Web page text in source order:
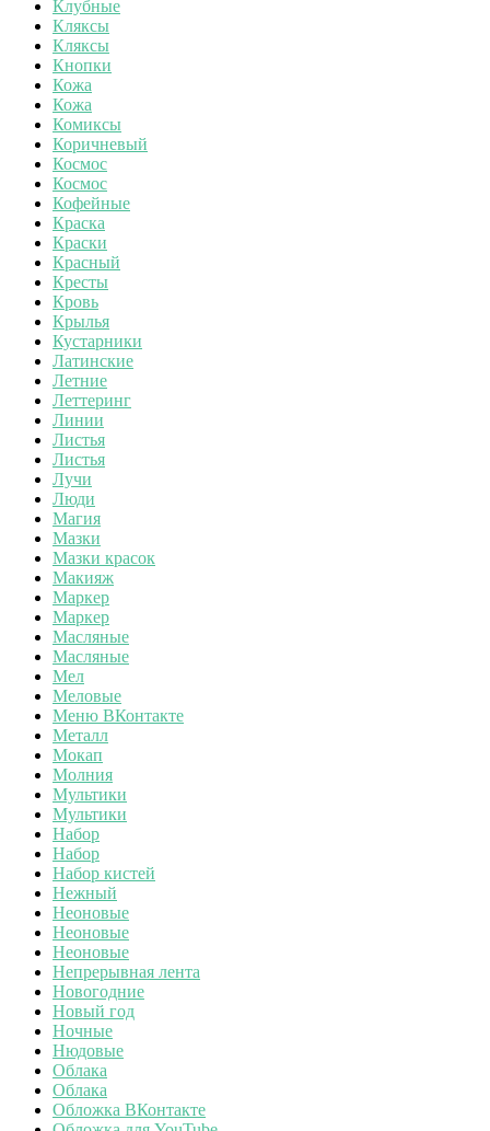
Клубные
Кляксы
Кляксы
Кнопки
Кожа
Кожа
Комиксы
Коричневый
Космос
Космос
Кофейные
Краска
Краски
Красный
Кресты
Кровь
Крылья
Кустарники
Латинские
Летние
Леттеринг
Линии
Листья
Листья
Лучи
Люди
Магия
Мазки
Мазки красок
Макияж
Маркер
Маркер
Масляные
Масляные
Мел
Меловые
Меню ВКонтакте
Металл
Мокап
Молния
Мультики
Мультики
Набор
Набор
Набор кистей
Нежный
Неоновые
Неоновые
Неоновые
Непрерывная лента
Новогодние
Новый год
Ночные
Нюдовые
Облака
Облака
Обложка ВКонтакте